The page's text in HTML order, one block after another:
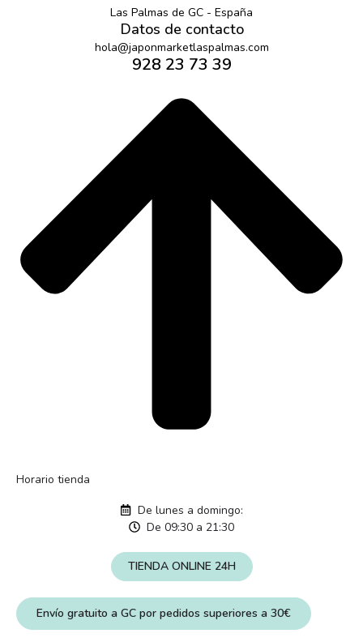
Horario tienda
De lunes a domingo:
De 09:30 a 21:30
TIENDA ONLINE 24H
Envío gratuito a GC por pedidos superiores a 30€
Las Palmas de GC - España
Datos de contacto
hola@japonmarketlaspalmas.com
928 23 73 39